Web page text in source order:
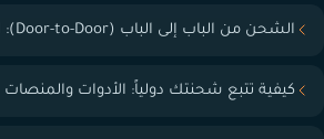
الشحن من الباب إلى الباب (Door-to-Door): المميزات والعيوب
كيفية تتبع شحنتك دولياً: الأدوات والمنصات